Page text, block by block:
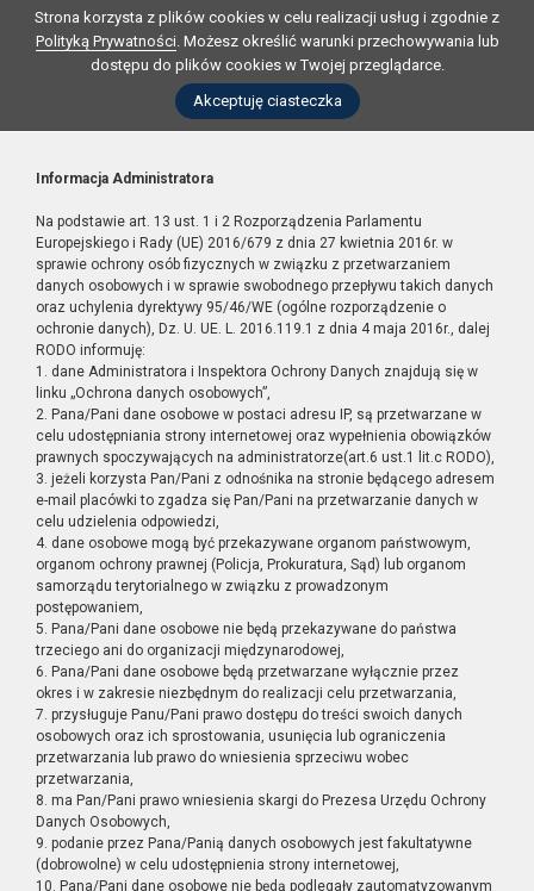
Strona korzysta z plików cookies w celu realizacji usług i zgodnie z
Polityką Prywatności. Możesz określić warunki przechowywania lub
dostępu do plików cookies w Twojej przeglądarce.
Akceptuję ciasteczka
Informacja Administratora
Na podstawie art. 13 ust. 1 i 2 Rozporządzenia Parlamentu
Europejskiego i Rady (UE) 2016/679 z dnia 27 kwietnia 2016r. w
sprawie ochrony osób fizycznych w związku z przetwarzaniem
danych osobowych i w sprawie swobodnego przepływu takich danych
oraz uchylenia dyrektywy 95/46/WE (ogólne rozporządzenie o
ochronie danych), Dz. U. UE. L. 2016.119.1 z dnia 4 maja 2016r., dalej
RODO informuję:
1. dane Administratora i Inspektora Ochrony Danych znajdują się w
linku „Ochrona danych osobowych”,
2. Pana/Pani dane osobowe w postaci adresu IP, są przetwarzane w
celu udostępniania strony internetowej oraz wypełnienia obowiązków
prawnych spoczywających na administratorze(art.6 ust.1 lit.c RODO),
3. jeżeli korzysta Pan/Pani z odnośnika na stronie będącego adresem
e-mail placówki to zgadza się Pan/Pani na przetwarzanie danych w
celu udzielenia odpowiedzi,
4. dane osobowe mogą być przekazywane organom państwowym,
organom ochrony prawnej (Policja, Prokuratura, Sąd) lub organom
samorządu terytorialnego w związku z prowadzonym
postępowaniem,
5. Pana/Pani dane osobowe nie będą przekazywane do państwa
trzeciego ani do organizacji międzynarodowej,
6. Pana/Pani dane osobowe będą przetwarzane wyłącznie przez
okres i w zakresie niezbędnym do realizacji celu przetwarzania,
7. przysługuje Panu/Pani prawo dostępu do treści swoich danych
osobowych oraz ich sprostowania, usunięcia lub ograniczenia
przetwarzania lub prawo do wniesienia sprzeciwu wobec
przetwarzania,
8. ma Pan/Pani prawo wniesienia skargi do Prezesa Urzędu Ochrony
Danych Osobowych,
9. podanie przez Pana/Panią danych osobowych jest fakultatywne
(dobrowolne) w celu udostępnienia strony internetowej,
10. Pana/Pani dane osobowe nie będą podlegały zautomatyzowanym